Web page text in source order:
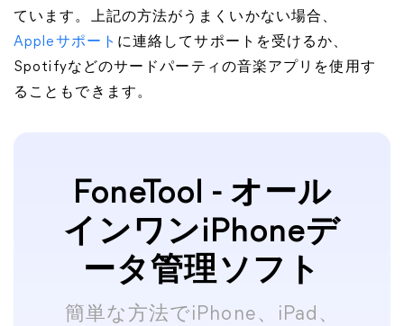
ています。上記の方法がうまくいかない場合、
Appleサポート に連絡してサポートを受けるか、
Spotifyなどのサードパーティの音楽アプリを使用す
ることもできます。
FoneTool - オール
インワンiPhoneデ
ータ管理ソフト
簡単な方法でiPhone、iPad、